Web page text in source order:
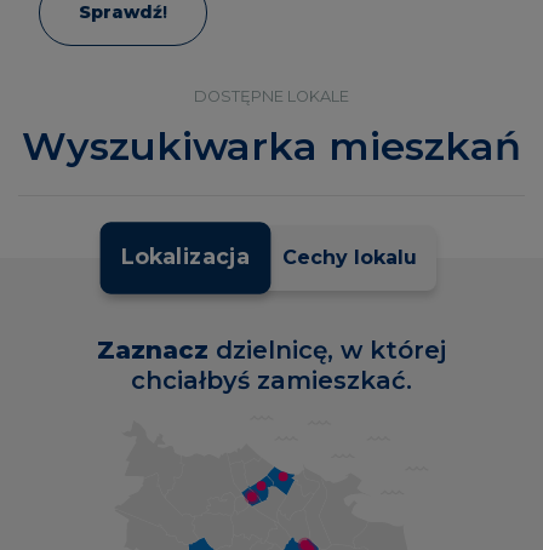
Sprawdź!
Sprawdź!
DOSTĘPNE LOKALE
Wyszukiwarka mieszkań
Lokalizacja Cechy lokalu
Zaznacz dzielnicę, w której
chciałbyś zamieszkać.